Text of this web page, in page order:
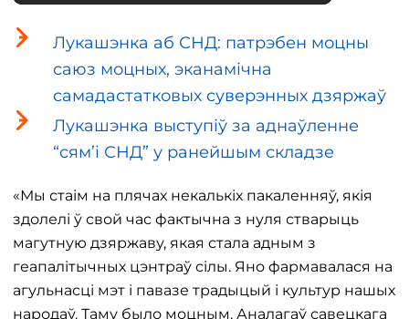
Лукашэнка аб СНД: патрэбен моцны
саюз моцных, эканамічна
самадастатковых суверэнных дзяржаў
Лукашэнка выступіў за аднаўленне
“сям’і СНД” у ранейшым складзе
«Мы стаім на плячах некалькіх пакаленняў, якія
здолелі ў свой час фактычна з нуля стварыць
магутную дзяржаву, якая стала адным з
геапалітычных цэнтраў сілы. Яно фармавалася на
агульнасці мэт і павазе традыцый і культур нашых
народаў. Таму было моцным. Аналагаў савецкага